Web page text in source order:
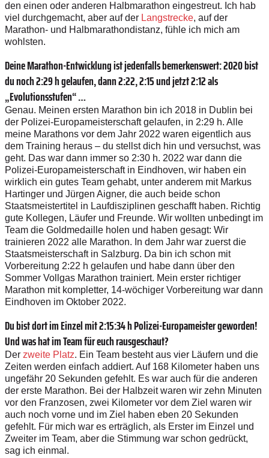
den einen oder anderen Halbmarathon eingestreut. Ich hab
viel durchgemacht, aber auf der Langstrecke, auf der
Marathon- und Halbmarathondistanz, fühle ich mich am
wohlsten.
Deine Marathon-Entwicklung ist jedenfalls bemerkenswert: 2020 bist
du noch 2:29 h gelaufen, dann 2:22, 2:15 und jetzt 2:12 als
„Evolutionsstufen“ …
Genau. Meinen ersten Marathon bin ich 2018 in Dublin bei
der Polizei-Europameisterschaft gelaufen, in 2:29 h. Alle
meine Marathons vor dem Jahr 2022 waren eigentlich aus
dem Training heraus – du stellst dich hin und versuchst, was
geht. Das war dann immer so 2:30 h. 2022 war dann die
Polizei-Europameisterschaft in Eindhoven, wir haben ein
wirklich ein gutes Team gehabt, unter anderem mit Markus
Hartinger und Jürgen Aigner, die auch beide schon
Staatsmeistertitel in Laufdisziplinen geschafft haben. Richtig
gute Kollegen, Läufer und Freunde. Wir wollten unbedingt im
Team die Goldmedaille holen und haben gesagt: Wir
trainieren 2022 alle Marathon. In dem Jahr war zuerst die
Staatsmeisterschaft in Salzburg. Da bin ich schon mit
Vorbereitung 2:22 h gelaufen und habe dann über den
Sommer Vollgas Marathon trainiert. Mein erster richtiger
Marathon mit kompletter, 14-wöchiger Vorbereitung war dann
Eindhoven im Oktober 2022.
Du bist dort im Einzel mit 2:15:34 h Polizei-Europameister geworden!
Und was hat im Team für euch rausgeschaut?
Der zweite Platz. Ein Team besteht aus vier Läufern und die
Zeiten werden einfach addiert. Auf 168 Kilometer haben uns
ungefähr 20 Sekunden gefehlt. Es war auch für die anderen
der erste Marathon. Bei der Halbzeit waren wir zehn Minuten
vor den Franzosen, zwei Kilometer vor dem Ziel waren wir
auch noch vorne und im Ziel haben eben 20 Sekunden
gefehlt. Für mich war es erträglich, als Erster im Einzel und
Zweiter im Team, aber die Stimmung war schon gedrückt,
sag ich einmal.